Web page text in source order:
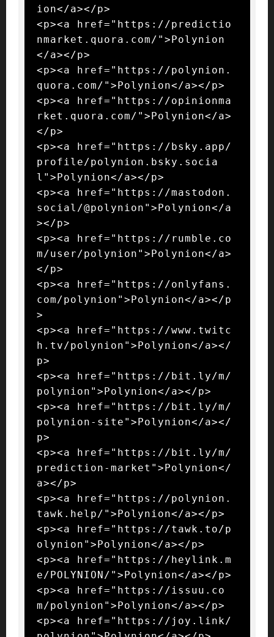
ion</a></p>
<p><a href="https://predictio
nmarket.quora.com/">Polynion
</a></p>
<p><a href="https://polynion.
quora.com/">Polynion</a></p>
<p><a href="https://opinionma
rket.quora.com/">Polynion</a>
</p>
<p><a href="https://bsky.app/
profile/polynion.bsky.socia
l">Polynion</a></p>
<p><a href="https://mastodon.
social/@polynion">Polynion</a
></p>
<p><a href="https://rumble.co
m/user/polynion">Polynion</a>
</p>
<p><a href="https://onlyfans.
com/polynion">Polynion</a></p
>
<p><a href="https://www.twitc
h.tv/polynion">Polynion</a></
p>
<p><a href="https://bit.ly/m/
polynion">Polynion</a></p>
<p><a href="https://bit.ly/m/
polynion-site">Polynion</a></
p>
<p><a href="https://bit.ly/m/
prediction-market">Polynion</
a></p>
<p><a href="https://polynion.
tawk.help/">Polynion</a></p>
<p><a href="https://tawk.to/p
olynion">Polynion</a></p>
<p><a href="https://heylink.m
e/POLYNION/">Polynion</a></p>
<p><a href="https://issuu.co
m/polynion">Polynion</a></p>
<p><a href="https://joy.link/